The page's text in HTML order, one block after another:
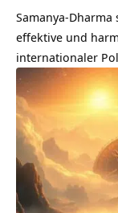
Samanya-
effektive und
internationaler